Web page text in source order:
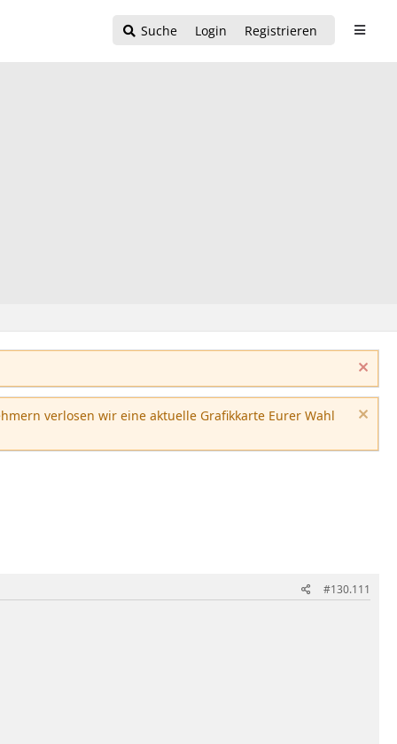
Login Registrieren
Suche
verlosen wir eine aktuelle Grafikkarte Eurer Wahl
#130.111